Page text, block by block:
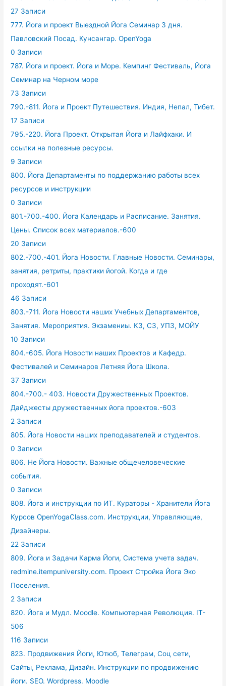
27 Записи
777. Йога и проект Выездной Йога Семинар 3 дня.
Павловский Посад. Кунсангар. OpenYoga
0 Записи
787. Йога и проект. Йога и Море. Кемпинг Фестиваль, Йога
Семинар на Черном море
73 Записи
790.-811. Йога и Проект Путешествия. Индия, Непал, Тибет.
17 Записи
795.-220. Йога Проект. Открытая Йога и Лайфхаки. И
ссылки на полезные ресурсы.
9 Записи
800. Йога Департаменты по поддержанию работы всех
ресурсов и инструкции
0 Записи
801.-700.-400. Йога Календарь и Расписание. Занятия.
Цены. Список всех материалов.-600
20 Записи
802.-700.-401. Йога Новости. Главные Новости. Семинары,
занятия, ретриты, практики йогой. Когда и где
проходят.-601
46 Записи
803.-711. Йога Новости наших Учебных Департаментов,
Занятия. Мероприятия. Экзамениы. КЗ, СЗ, УПЗ, МОЙУ
10 Записи
804.-605. Йога Новости наших Проектов и Кафедр.
Фестивалей и Семинаров Летняя Йога Школа.
37 Записи
804.-700.- 403. Новости Дружественных Проектов.
Дайджесты дружественных йога проектов.-603
2 Записи
805. Йога Новости наших преподавателей и студентов.
0 Записи
806. Не Йога Новости. Важные общечеловеческие
события.
0 Записи
808. Йога и инструкции по ИТ. Кураторы - Хранители Йога
Курсов OpenYogaClass.com. Инструкции, Управляющие,
Дизайнеры.
22 Записи
809. Йога и Задачи Карма Йоги, Система учета задач.
redmine.itempuniversity.com. Проект Стройка Йога Эко
Поселения.
2 Записи
820. Йога и Мудл. Moodle. Компьютерная Революция. IT-
506
116 Записи
823. Продвижения Йоги, Ютюб, Телеграм, Соц сети,
Сайты, Реклама, Дизайн. Инструкции по продвижению
йоги. SEO. Wordpress. Moodle